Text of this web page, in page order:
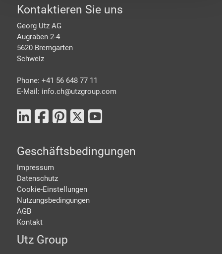
Footer
Kontaktieren Sie uns
Georg Utz AG
Augraben 2-4
5620 Bremgarten
Schweiz
Phone: +41 56 648 77 11
E-Mail: info.ch@utzgroup.com
Geschäftsbedingungen
Impressum
Datenschutz
Cookie-Einstellungen
Nutzungsbedingungen
AGB
Kontakt
Utz Group